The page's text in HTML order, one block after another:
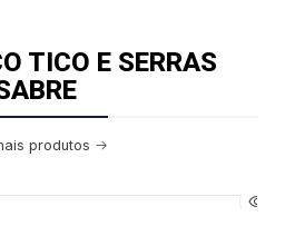
TICO E SERRAS
produtos